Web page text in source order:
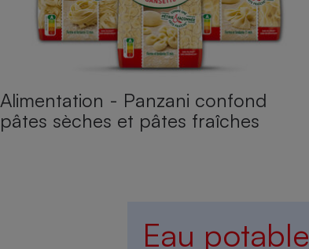
Alimentation - Panzani confond
pâtes sèches et pâtes fraîches
Eau potable